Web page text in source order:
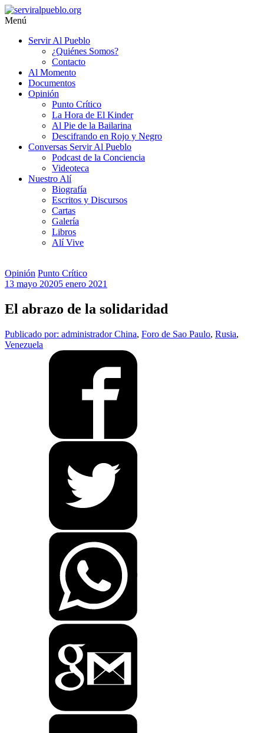
Saltar
al
#SomosServirAlPueblo
Menú
Servir Al Pueblo
¿Quiénes Somos?
Contacto
Al Momento
Documentos
Opinión
Punto Crítico
La Hora de El Kinder
Al Pie de la Bailarina
Descifrando en Rojo y Negro
Conversas Servir Al Pueblo
Podcast de la Conciencia
Videoteca
Nuestro Alí
Biografía
Escritos y Discursos
Cartas
Galería
Libros
Alí Vive
Opinión Punto Crítico
13 mayo 20205 enero 2021
El abrazo de la solidaridad
Publicado por: administradorChina, Foro de Sao Paulo, Rusia,
Venezuela